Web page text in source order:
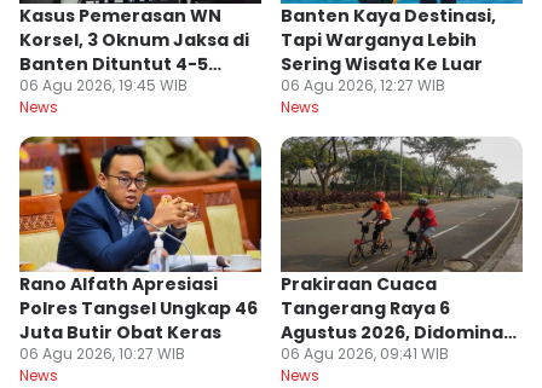
Kasus Pemerasan WN
Korsel, 3 Oknum Jaksa di
Banten Dituntut 4-5
Tahun
06 Agu 2026, 19:45 WIB
News
Banten Kaya Destinasi,
Tapi Warganya Lebih
Sering Wisata Ke Luar
06 Agu 2026, 12:27 WIB
News
Rano Alfath Apresiasi
Polres Tangsel Ungkap 46
Juta Butir Obat Keras
06 Agu 2026, 10:27 WIB
News
Prakiraan Cuaca
Tangerang Raya 6
Agustus 2026, Didominasi
Cuaca Berawan
06 Agu 2026, 09:41 WIB
News